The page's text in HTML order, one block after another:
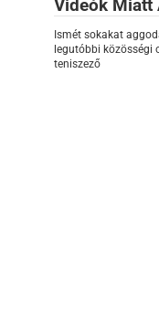
Videók Miatt
Ismét sokakat
legutóbbi közösségi
teniszező